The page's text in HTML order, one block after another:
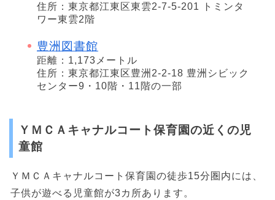
住所：東京都江東区東雲2-7-5-201 トミンタ
ワー東雲2階
豊洲図書館
距離：1,173メートル
住所：東京都江東区豊洲2-2-18 豊洲シビック
センター9・10階・11階の一部
ＹＭＣＡキャナルコート保育園の近くの児
童館
ＹＭＣＡキャナルコート保育園の徒歩15分圏内には、
子供が遊べる児童館が3カ所あります。